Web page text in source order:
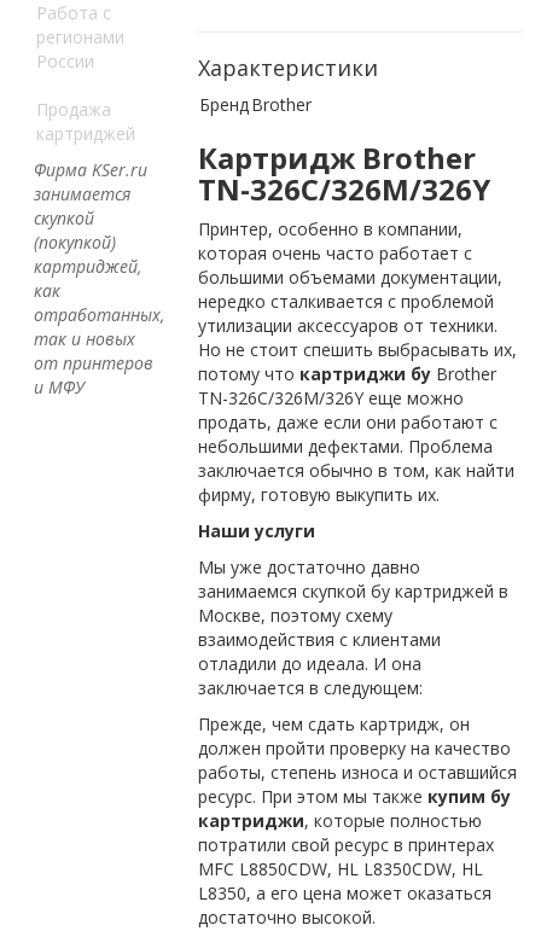
Работа с
регионами
России
Продажа
картриджей
Фирма KSer.ru
занимается
скупкой
(покупкой)
картриджей,
как
отработанных,
так и новых
от принтеров
и МФУ
Характеристики
БрендBrother
Картридж Brother
TN-326C/326M/326Y
Принтер, особенно в компании,
которая очень часто работает с
большими объемами документации,
нередко сталкивается с проблемой
утилизации аксессуаров от техники.
Но не стоит спешить выбрасывать их,
потому что картриджи бу Brother
TN-326C/326M/326Y еще можно
продать, даже если они работают с
небольшими дефектами. Проблема
заключается обычно в том, как найти
фирму, готовую выкупить их.
Наши услуги
Мы уже достаточно давно
занимаемся скупкой бу картриджей в
Москве, поэтому схему
взаимодействия с клиентами
отладили до идеала. И она
заключается в следующем:
Прежде, чем сдать картридж, он
должен пройти проверку на качество
работы, степень износа и оставшийся
ресурс. При этом мы также купим бу
картриджи, которые полностью
потратили свой ресурс в принтерах
MFC L8850CDW, HL L8350CDW, HL
L8350, а его цена может оказаться
достаточно высокой.